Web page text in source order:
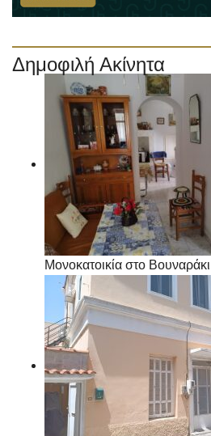
Δημοφιλή Ακίνητα
Μονοκατοικία στο